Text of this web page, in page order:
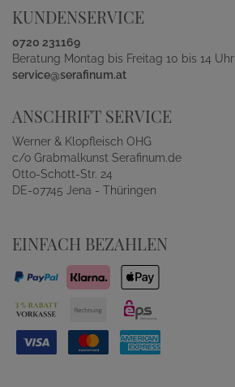
KUNDENSERVICE
0720 231169
Beratung Montag bis Freitag 10 bis 14 Uhr
service@serafinum.at
ANSCHRIFT SERVICE
Werner & Klopfleisch OHG
c/o Grabmalkunst Serafinum.de
Otto-Schott-Str. 24
DE-07745 Jena - Thüringen
EINFACH BEZAHLEN